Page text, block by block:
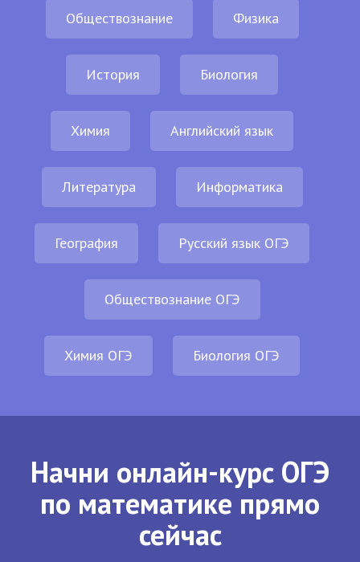
Обществознание Физика
История Биология
Химия Английский язык
Литература Информатика
География Русский язык ОГЭ
Обществознание ОГЭ
Химия ОГЭ Биология ОГЭ
Начни онлайн-курс ОГЭ
по математике прямо
сейчас